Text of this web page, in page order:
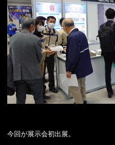
今回が展示会初出展。